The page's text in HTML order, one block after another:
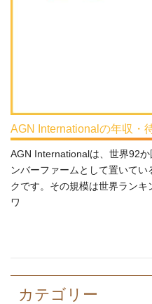
AGN Internationalの年収・
AGN Internationalは、世界92
ンバーファームとして置いて
クです。その規模は世界ラン
ワ
カテゴリー